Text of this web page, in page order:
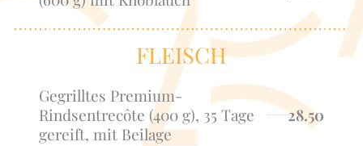
FLEISCH
Gegrilltes Premium-
Rindsentrecôte (400 g), 35 Tage
gereift, mit Beilage
28.50